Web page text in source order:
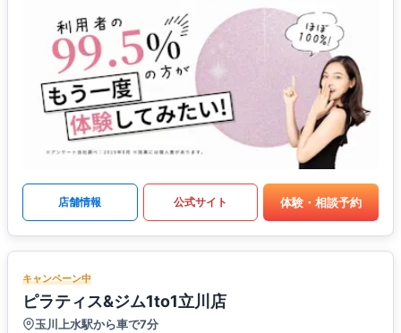
店舗情報 公式サイト 体験・相談予約
キャンペーン中
ピラティス&ジム1to1立川店
玉川上水駅から車で7分